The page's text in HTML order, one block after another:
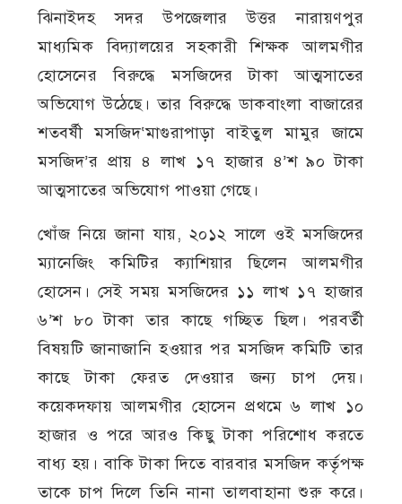
ঝিনাইদহ সদর উপজেলার উত্তর নারায়ণপুর
মাধ্যমিক বিদ্যালয়ের সহকারী শিক্ষক আলমগীর
হোসেনের বিরুদ্ধে মসজিদের টাকা আত্মসাতের
অভিযোগ উঠেছে। তার বিরুদ্ধে ডাকবাংলা বাজারের
শতবর্ষী মসজিদ‘মাগুরাপাড়া বাইতুল মামুর জামে
মসজিদ’র প্রায় ৪ লাখ ১৭ হাজার ৪’শ ৯০ টাকা
আত্মসাতের অভিযোগ পাওয়া গেছে।
খোঁজ নিয়ে জানা যায়, ২০১২ সালে ওই মসজিদের
ম্যানেজিং কমিটির ক্যাশিয়ার ছিলেন আলমগীর
হোসেন। সেই সময় মসজিদের ১১ লাখ ১৭ হাজার
৬’শ ৮০ টাকা তার কাছে গচ্ছিত ছিল। পরবর্তী
বিষয়টি জানাজানি হওয়ার পর মসজিদ কমিটি তার
কাছে টাকা ফেরত দেওয়ার জন্য চাপ দেয়।
কয়েকদফায় আলমগীর হোসেন প্রথমে ৬ লাখ ১০
হাজার ও পরে আরও কিছু টাকা পরিশোধ করতে
বাধ্য হয়। বাকি টাকা দিতে বারবার মসজিদ কর্তৃপক্ষ
তাকে চাপ দিলে তিনি নানা তালবাহানা শুরু করে।